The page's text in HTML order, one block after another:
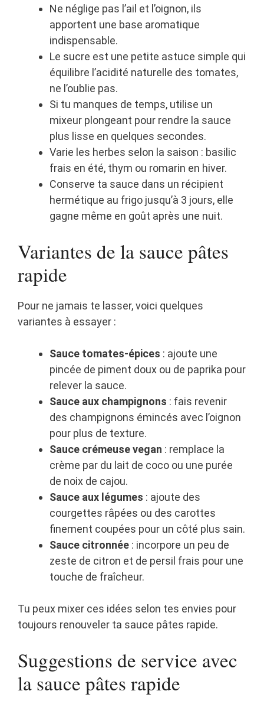
Ne néglige pas l’ail et l’oignon, ils
apportent une base aromatique
indispensable.
Le sucre est une petite astuce simple qui
équilibre l’acidité naturelle des tomates,
ne l’oublie pas.
Si tu manques de temps, utilise un
mixeur plongeant pour rendre la sauce
plus lisse en quelques secondes.
Varie les herbes selon la saison : basilic
frais en été, thym ou romarin en hiver.
Conserve ta sauce dans un récipient
hermétique au frigo jusqu’à 3 jours, elle
gagne même en goût après une nuit.
Variantes de la sauce pâtes
rapide
Pour ne jamais te lasser, voici quelques
variantes à essayer :
Sauce tomates-épices : ajoute une
pincée de piment doux ou de paprika pour
relever la sauce.
Sauce aux champignons : fais revenir
des champignons émincés avec l’oignon
pour plus de texture.
Sauce crémeuse vegan : remplace la
crème par du lait de coco ou une purée
de noix de cajou.
Sauce aux légumes : ajoute des
courgettes râpées ou des carottes
finement coupées pour un côté plus sain.
Sauce citronnée : incorpore un peu de
zeste de citron et de persil frais pour une
touche de fraîcheur.
Tu peux mixer ces idées selon tes envies pour
toujours renouveler ta sauce pâtes rapide.
Suggestions de service avec
la sauce pâtes rapide